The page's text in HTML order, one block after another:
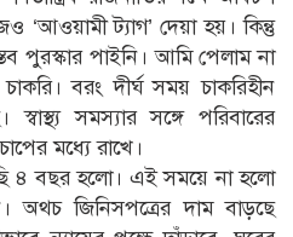
‘আওয়ামী ট্যাগ’ দেয়া হয়। কিন্তু
পুরস্কার পাইনি। আমি পেলাম না
বরং দীর্ঘ সময় চাকরিহীন
সমস্যার সঙ্গে পরিবারের
মধ্যে রাখে।
৪ বছর হলো। এই সময়ে না হলো
অথচ জিনিসপত্রের দাম বাড়ছে